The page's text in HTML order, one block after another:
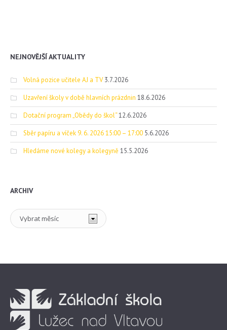
NEJNOVĚJŠÍ AKTUALITY
Volná pozice učitele AJ a TV 3.7.2026
Uzavření školy v době hlavních prázdnin 18.6.2026
Dotační program „Obědy do škol“12.6.2026
Sběr papíru a víček 9. 6. 2026 15:00 – 17:00 5.6.2026
Hledáme nové kolegy a kolegyně 15.5.2026
ARCHIV
Archiv